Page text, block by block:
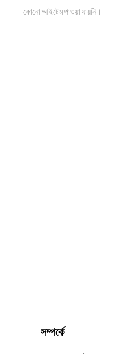
কোনো আইটেম পাওয়া যায়নি।
সম্পর্কে